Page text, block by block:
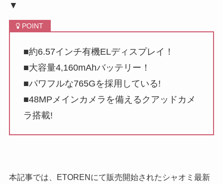
▼
■約6.57インチ有機ELディスプレイ！
■大容量4,160mAhバッテリー！
■パワフルな765Gを採用している!
■48MPメインカメラを備えるクアッドカメ
ラ搭載!
本記事では、ETORENにて販売開始されたシャオミ最新